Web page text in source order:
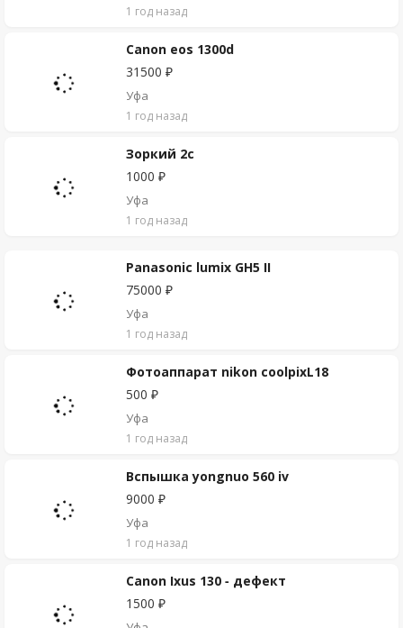
1 год назад
Canon eos 1300d
31500 ₽
Уфа
1 год назад
Зоркий 2с
1000 ₽
Уфа
1 год назад
Panasonic lumix GH5 II
75000 ₽
Уфа
1 год назад
Фотоаппарат nikon coolpixL18
500 ₽
Уфа
1 год назад
Вспышка yongnuo 560 iv
9000 ₽
Уфа
1 год назад
Canon Ixus 130 - дефект
1500 ₽